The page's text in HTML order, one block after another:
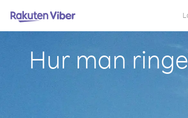
Hur man